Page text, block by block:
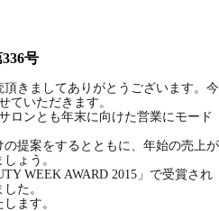
号
きましてありがとうございます。今
ていただきます。
ロンとも年末に向けた営業にモード
提案をするとともに、年始の売上が
ょう。
WEEK AWARD 2015」で受賞され
た。
ます。